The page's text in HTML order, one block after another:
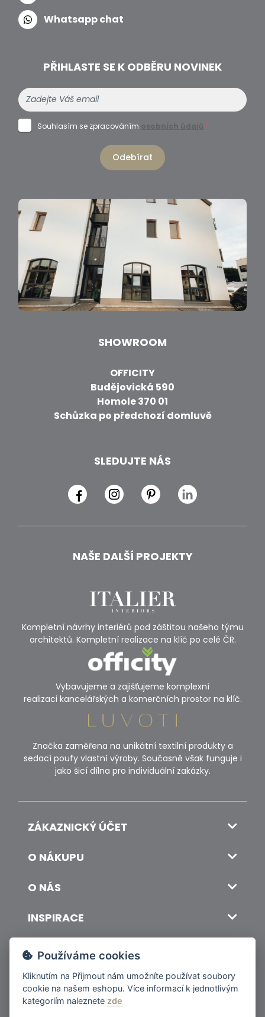
Whatsapp chat
PŘIHLASTE SE K ODBĚRU NOVINEK
Souhlasím se zpracováním osobních údajů *
Odebírat
SHOWROOM
OFFICITY
Budějovická 590
Homole 370 01
Schůzka po předchozí domluvě
SLEDUJTE NÁS
NAŠE DALŠÍ PROJEKTY
Kompletní návrhy interiérů pod záštitou našeho týmu
architektů. Kompletní realizace na klíč po celé ČR.
Vybavujeme a zajišťujeme komplexní
realizaci kancelářských a komerčních prostor na klíč.
Značka zaměřena na unikátní textilní produkty a
sedací poufy vlastní výroby. Současně však funguje i
jako šicí dílna pro individuální zakázky.
ZÁKAZNICKÝ ÚČET
O NÁKUPU
O NÁS
INSPIRACE
DOPRAVA A PLATBA
© 2026 ITALSKY INTERIER s.r.o. Vytvořilo INIZIO Internet Media s.r.o.|
nastavení cookies
Používáme cookies
Kliknutím na Přijmout nám umožníte používat soubory
cookie na našem eshopu. Více informací k jednotlivým
kategoriím naleznete zde